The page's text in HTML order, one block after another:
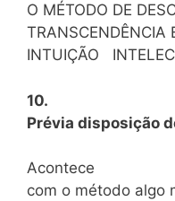
O MÉTODO DE
TRANSCENDÊNCIA
INTUIÇÃO
10.
Prévia disposição
Acontece
com o método algo